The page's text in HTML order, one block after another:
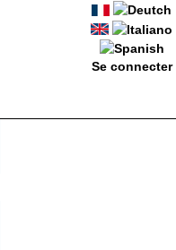
Se connecter